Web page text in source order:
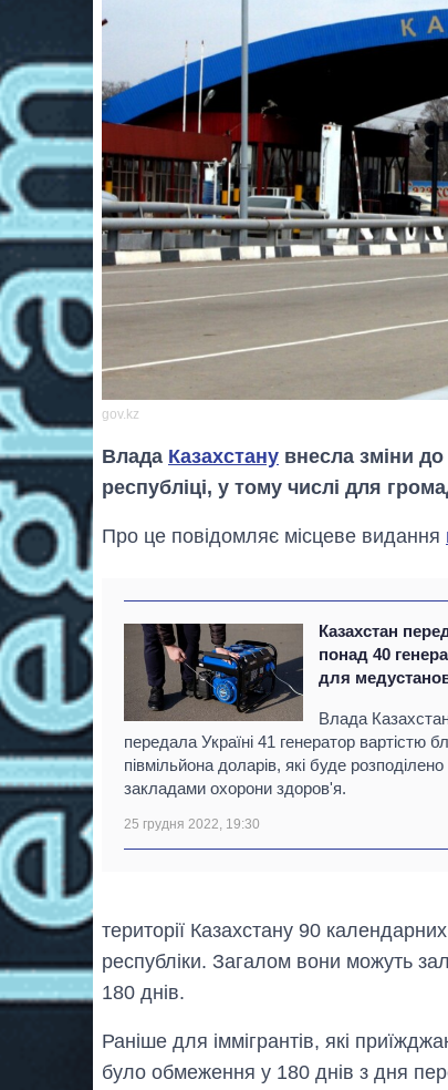
gov.kz
Влада Казахстану внесла зміни до
республіці, у тому числі для
Про це повідомляє місцеве видання
Казахстан
понад 40
для
Влада
передала Україні 41 генератор вартістю
півмільйона доларів, які буде розподілено
закладами охорони здоров'я.
25 грудня 2022, 19:30
території Казахстану 90
республіки. Загалом вони можуть
180 днів.
Раніше для іммігрантів, які
було обмеження у 180 днів з дня